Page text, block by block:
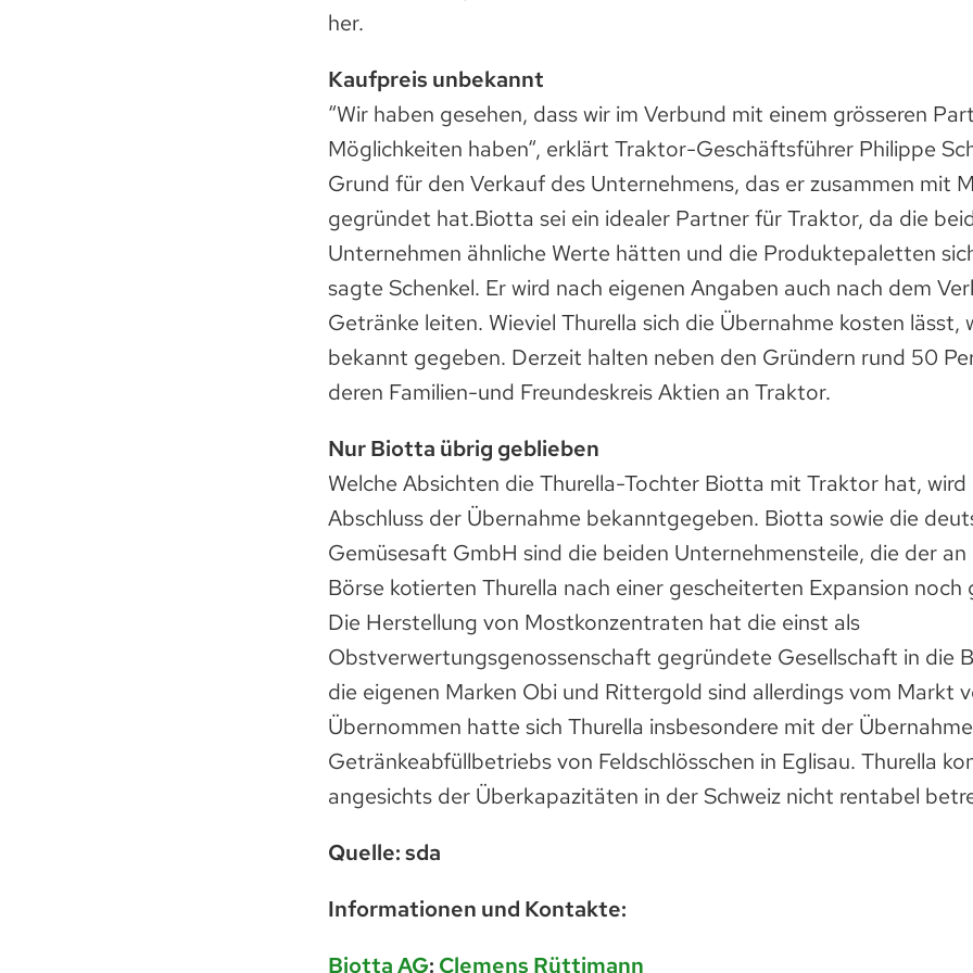
her.
Kaufpreis unbekannt
“Wir haben gesehen, dass wir im Verbund mit einem grösseren
Möglichkeiten haben“, erklärt Traktor-Geschäftsführer Philippe
Grund für den Verkauf des Unternehmens, das er zusammen mit
gegründet hat.Biotta sei ein idealer Partner für Traktor, da die
Unternehmen ähnliche Werte hätten und die Produktepaletten
sagte Schenkel. Er wird nach eigenen Angaben auch nach dem
Getränke leiten. Wieviel Thurella sich die Übernahme kosten lässt,
bekannt gegeben. Derzeit halten neben den Gründern rund 50
deren Familien-und Freundeskreis Aktien an Traktor.
Nur Biotta übrig geblieben
Welche Absichten die Thurella-Tochter Biotta mit Traktor hat,
Abschluss der Übernahme bekanntgegeben. Biotta sowie die
Gemüsesaft GmbH sind die beiden Unternehmensteile, die der
Börse kotierten Thurella nach einer gescheiterten Expansion noch
Die Herstellung von Mostkonzentraten hat die einst als
Obstverwertungsgenossenschaft gegründete Gesellschaft in die
die eigenen Marken Obi und Rittergold sind allerdings vom Markt
Übernommen hatte sich Thurella insbesondere mit der
Getränkeabfüllbetriebs von Feldschlösschen in Eglisau. Thurella
angesichts der Überkapazitäten in der Schweiz nicht rentabel
Quelle: sda
Informationen und Kontakte:
Biotta AG: Clemens Rüttimann